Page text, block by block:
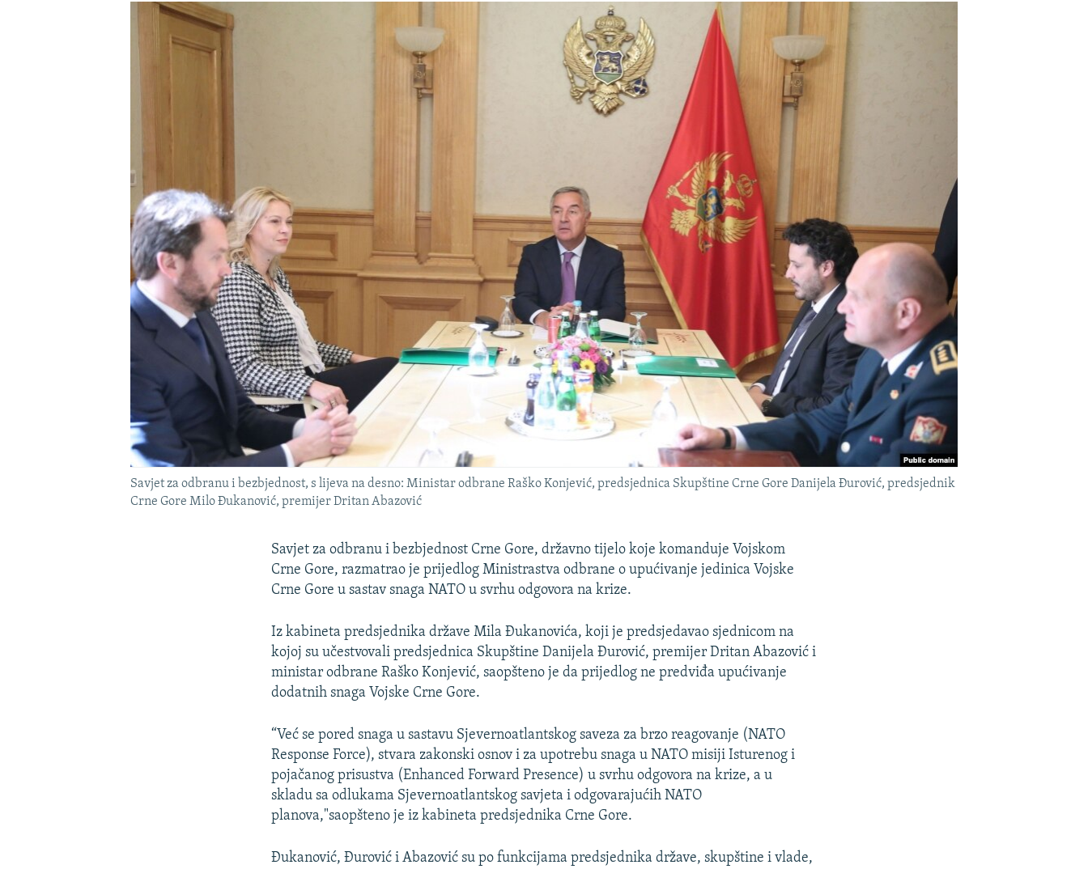
TRI DECENIJE OD RATA U BIH
NASTANAK I RASPAD JUGOSLAVIJE
Savjet za odbranu i bezbjednost, s lijeva na desno: Ministar odbrane Raško Konjević, predsjednica Skupštine Crne Gore Danijela Đurović, predsjednik
Crne Gore Milo Đukanović, premijer Dritan Abazović
Savjet za odbranu i bezbjednost Crne Gore, državno tijelo koje komanduje Vojskom
Crne Gore, razmatrao je prijedlog Ministrastva odbrane o upućivanje jedinica Vojske
Crne Gore u sastav snaga NATO u svrhu odgovora na krize.
Iz kabineta predsjednika države Mila Đukanovića, koji je predsjedavao sjednicom na
kojoj su učestvovali predsjednica Skupštine Danijela Đurović, premijer Dritan Abazović i
ministar odbrane Raško Konjević, saopšteno je da prijedlog ne predviđa upućivanje
dodatnih snaga Vojske Crne Gore.
“Već se pored snaga u sastavu Sjevernoatlantskog saveza za brzo reagovanje (NATO
Response Force), stvara zakonski osnov i za upotrebu snaga u NATO misiji Isturenog i
pojačanog prisustva (Enhanced Forward Presence) u svrhu odgovora na krize, a u
skladu sa odlukama Sjevernoatlantskog savjeta i odgovarajućih NATO
planova,"saopšteno je iz kabineta predsjednika Crne Gore.
Đukanović, Đurović i Abazović su po funkcijama predsjednika države, skupštine i vlade,